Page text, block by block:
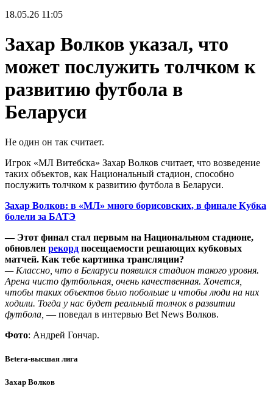
18.05.26 11:05
Захар Волков указал, что
может послужить толчком к
развитию футбола в
Беларуси
Не один он так считает.
Игрок «МЛ Витебска» Захар Волков считает, что возведение
таких объектов, как Национальный стадион, способно
послужить толчком к развитию футбола в Беларуси.
Захар Волков: в «МЛ» много борисовских, в финале Кубка
болели за БАТЭ
— Этот финал стал первым на Национальном стадионе,
обновлен рекорд посещаемости решающих кубковых
матчей. Как тебе картинка трансляции?
— Классно, что в Беларуси появился стадион такого уровня.
Арена чисто футбольная, очень качественная. Хочется,
чтобы таких объектов было побольше и чтобы люди на них
ходили. Тогда у нас будет реальный толчок в развитии
футбола, — поведал в интервью Bet News Волков.
Фото: Андрей Гончар.
Betera-высшая лига
Захар Волков